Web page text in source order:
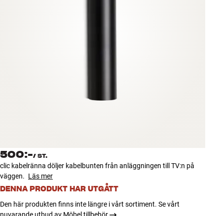
Logga in
Kundtjänst
Bygg med ljud
Företag
500:-/ ST.
clic kabelränna döljer kabelbunten från anläggningen till TV:n på
väggen. Läs mer
DENNA PRODUKT HAR UTGÅTT
Den här produkten finns inte längre i vårt sortiment. Se vårt
nuvarande utbud av Möbel tillbehör